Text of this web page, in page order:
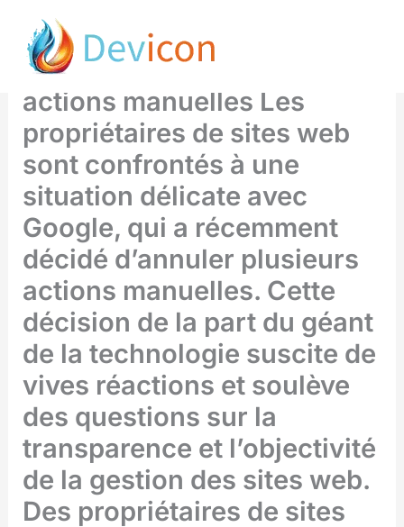
content
les propriétaires de sites
dénoncent l’annulation des
actions manuelles Les
propriétaires de sites web
sont confrontés à une
situation délicate avec
Google, qui a récemment
décidé d’annuler plusieurs
actions manuelles. Cette
décision de la part du géant
de la technologie suscite de
vives réactions et soulève
des questions sur la
transparence et l’objectivité
de la gestion des sites web.
Des propriétaires de sites